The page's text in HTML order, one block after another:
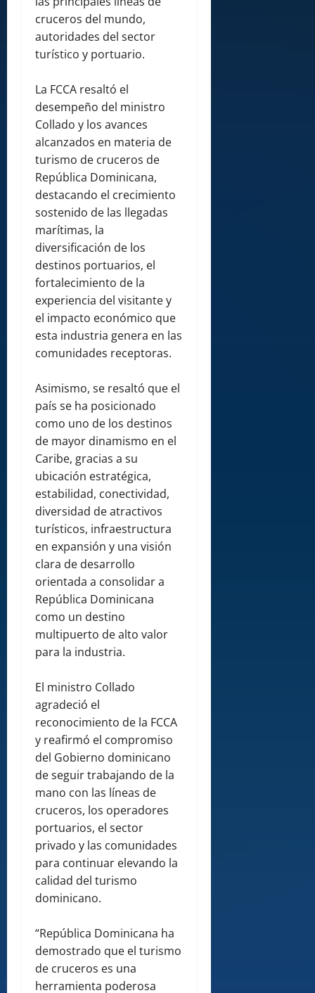
cruceros del mundo,
autoridades del sector
turístico y portuario.
La FCCA resaltó el
desempeño del ministro
Collado y los avances
alcanzados en materia de
turismo de cruceros de
República Dominicana,
destacando el crecimiento
sostenido de las llegadas
marítimas, la
diversificación de los
destinos portuarios, el
fortalecimiento de la
experiencia del visitante y
el impacto económico que
esta industria genera en las
comunidades receptoras.
Asimismo, se resaltó que el
país se ha posicionado
como uno de los destinos
de mayor dinamismo en el
Caribe, gracias a su
ubicación estratégica,
estabilidad, conectividad,
diversidad de atractivos
turísticos, infraestructura
en expansión y una visión
clara de desarrollo
orientada a consolidar a
República Dominicana
como un destino
multipuerto de alto valor
para la industria.
El ministro Collado
agradeció el
reconocimiento de la FCCA
y reafirmó el compromiso
del Gobierno dominicano
de seguir trabajando de la
mano con las líneas de
cruceros, los operadores
portuarios, el sector
privado y las comunidades
para continuar elevando la
calidad del turismo
dominicano.
“República Dominicana ha
demostrado que el turismo
de cruceros es una
herramienta poderosa